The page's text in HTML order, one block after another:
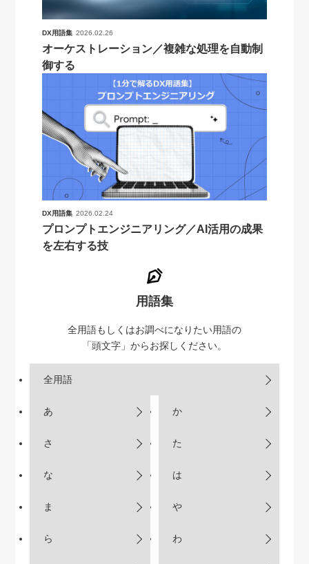
DX用語集 2026.02.26
オーケストレーション／複雑な処理を自動制
御する
DX用語集 2026.02.24
プロンプトエンジニアリング／AI活用の成果
を左右する技
用語集
全用語もしくはお調べになりたい用語の
「頭文字」からお探しください。
全用語
あ か
さ た
な は
ま や
ら わ